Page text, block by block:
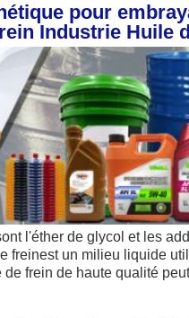
pour
Industrie Huile
l'éther de glycol et les
freinest un milieu liquide
frein de haute qualité